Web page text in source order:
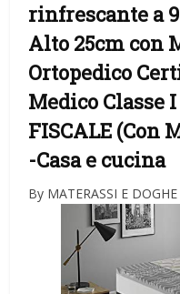
rinfrescante a
Alto 25cm con
Ortopedico
Medico Classe
FISCALE (Con
-Casa e cucina
By MATERASSI E DOGHE